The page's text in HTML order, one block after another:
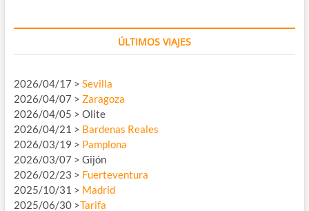
ÚLTIMOS VIAJES
2026/04/17 > Sevilla
2026/04/07 > Zaragoza
2026/04/05 > Olite
2026/04/21 > Bardenas Reales
2026/03/19 > Pamplona
2026/03/07 > Gijón
2026/02/23 > Fuerteventura
2025/10/31 > Madrid
2025/06/30 >Tarifa